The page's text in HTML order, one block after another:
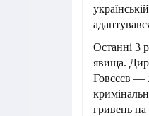
Останні 3
явища.
Говсєєв —
гривень